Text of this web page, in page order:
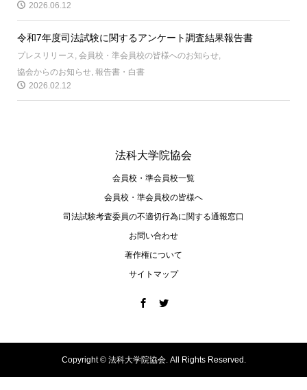
2026.06.12
令和7年度司法試験に関するアンケート調査結果報告書
プレスリリース, 会員校・準会員校の皆様へのお知らせ,
協会からのお知らせ 報告書・白書
2026.02.12
法科大学院協会
会員校・準会員校一覧
会員校・準会員校の皆様へ
司法試験考査委員の不適切⾏為に関する通報窓⼝
お問い合わせ
著作権について
サイトマップ
Copyright ©法科大学院協会. All Rights Reserved.